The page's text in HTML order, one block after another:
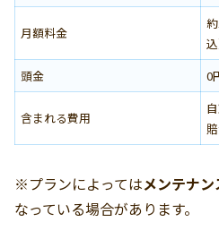
月額料金
込
頭金
0
含まれる費用
※プランによってはメンテナ
なっている場合があります。